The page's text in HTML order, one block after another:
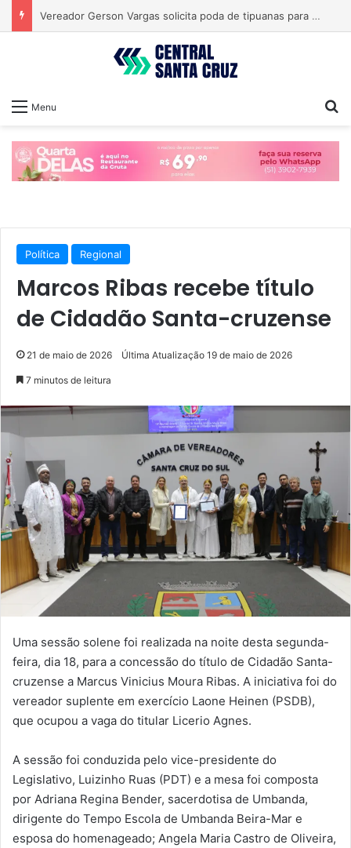
Vereador Gerson Vargas solicita poda de tipuanas para garantir segurança
Menu
Política Regional
Marcos Ribas recebe título
de Cidadão Santa-cruzense
21 de maio de 2026 Última Atualização 19 de maio de 2026
7 minutos de leitura
Uma sessão solene foi realizada na noite desta segunda-
feira, dia 18, para a concessão do título de Cidadão Santa-
cruzense a Marcus Vinicius Moura Ribas. A iniciativa foi do
vereador suplente em exercício Laone Heinen (PSDB),
que ocupou a vaga do titular Licerio Agnes.
A sessão foi conduzida pelo vice-presidente do
Legislativo, Luizinho Ruas (PDT) e a mesa foi composta
por Adriana Regina Bender, sacerdotisa de Umbanda,
dirigente do Tempo Escola de Umbanda Beira-Mar e
esposa do homenageado; Angela Maria Castro de Oliveira,